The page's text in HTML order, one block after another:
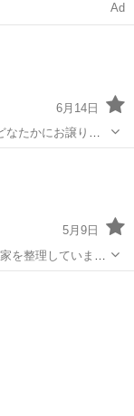
Ad
6月14日
なたかにお譲りし
ります
5月9日
を整理していま